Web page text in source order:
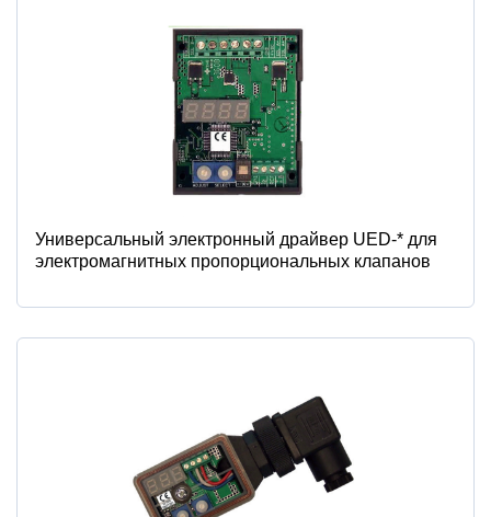
Универсальный электронный драйвер UED-* для
электромагнитных пропорциональных клапанов